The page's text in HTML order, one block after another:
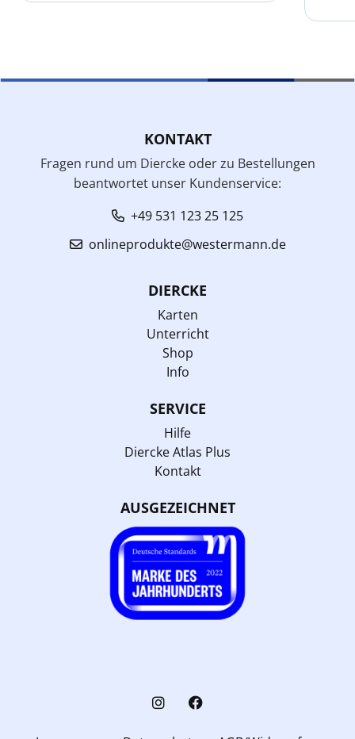
KONTAKT
Fragen rund um Diercke oder zu Bestellungen
beantwortet unser Kundenservice:
+49 531 123 25 125
onlineprodukte@westermann.de
DIERCKE
Karten
Unterricht
Shop
Info
SERVICE
Hilfe
Diercke Atlas Plus
Kontakt
AUSGEZEICHNET